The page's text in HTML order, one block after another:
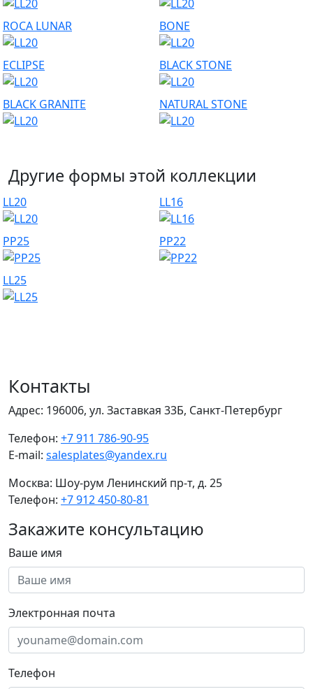
ROCA LUNAR BONE
ECLIPSE BLACK STONE
BLACK GRANITE NATURAL STONE
Другие формы этой коллекции
LL20 LL16
PP25 PP22
LL25
Контакты
Адрес: 196006, ул. Заставкая 33Б, Санкт-Петербург
Телефон: +7 911 786-90-95
E-mail: salesplates@yandex.ru
Москва: Шоу-рум Ленинский пр-т, д. 25
Телефон: +7 912 450-80-81
Закажите консультацию
Ваше имя
Электронная почта
Телефон